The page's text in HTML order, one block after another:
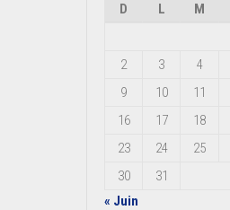
D
L M
2
3 4
9
10 11
16
17 18
23
24 25
30
31
« Juin